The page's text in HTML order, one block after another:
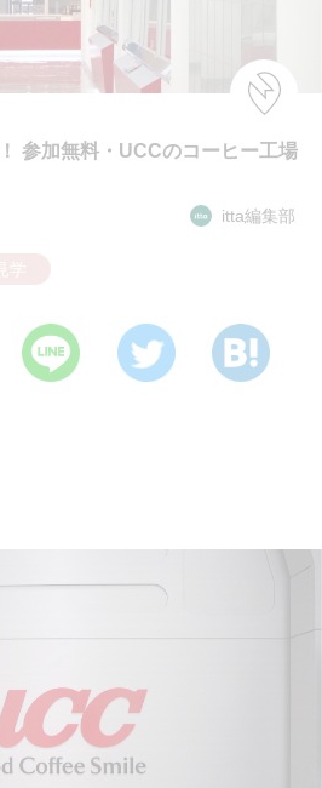
参加無料・UCCのコーヒー工場
itta編集部